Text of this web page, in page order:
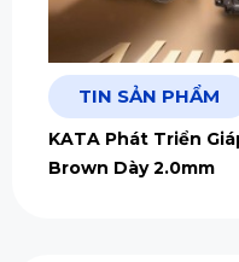
TIN SẢN PHẨM
KATA Phát Triển
Brown Dày 2.0mm